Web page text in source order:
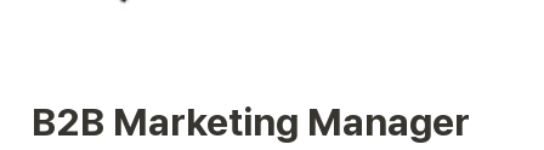
B2B Marketing Manager